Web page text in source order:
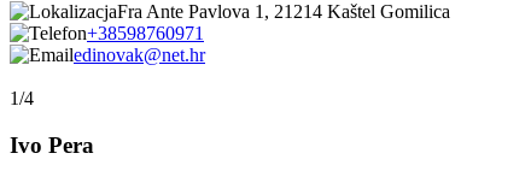
Fra Ante Pavlova 1, 21214 Kaštel Gomilica
+38598760971
edinovak@net.hr
1/4
Ivo Pera